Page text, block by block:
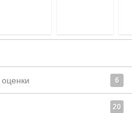
оценки 6
20